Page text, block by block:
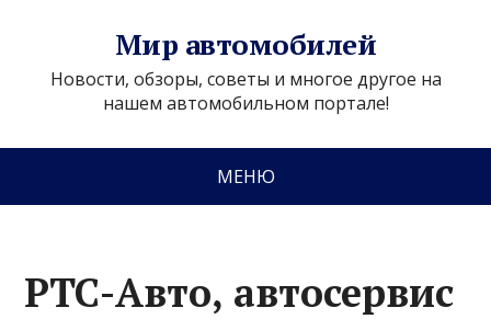
Мир автомобилей
Новости, обзоры, советы и многое другое на
нашем автомобильном портале!
МЕНЮ
РТС-Авто, автосервис